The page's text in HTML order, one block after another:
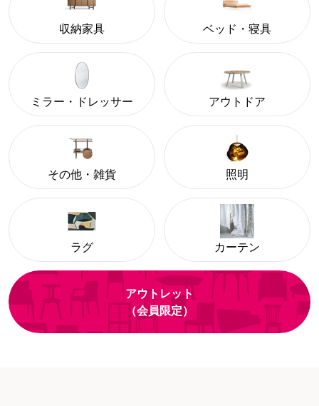
収納家具 ベッド・寝具
ミラー・ドレッサー アウトドア
その他・雑貨 照明
ラグ カーテン
アウトレット
（会員限定）